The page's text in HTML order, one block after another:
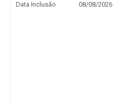
Data Inclusão 08/08/2026